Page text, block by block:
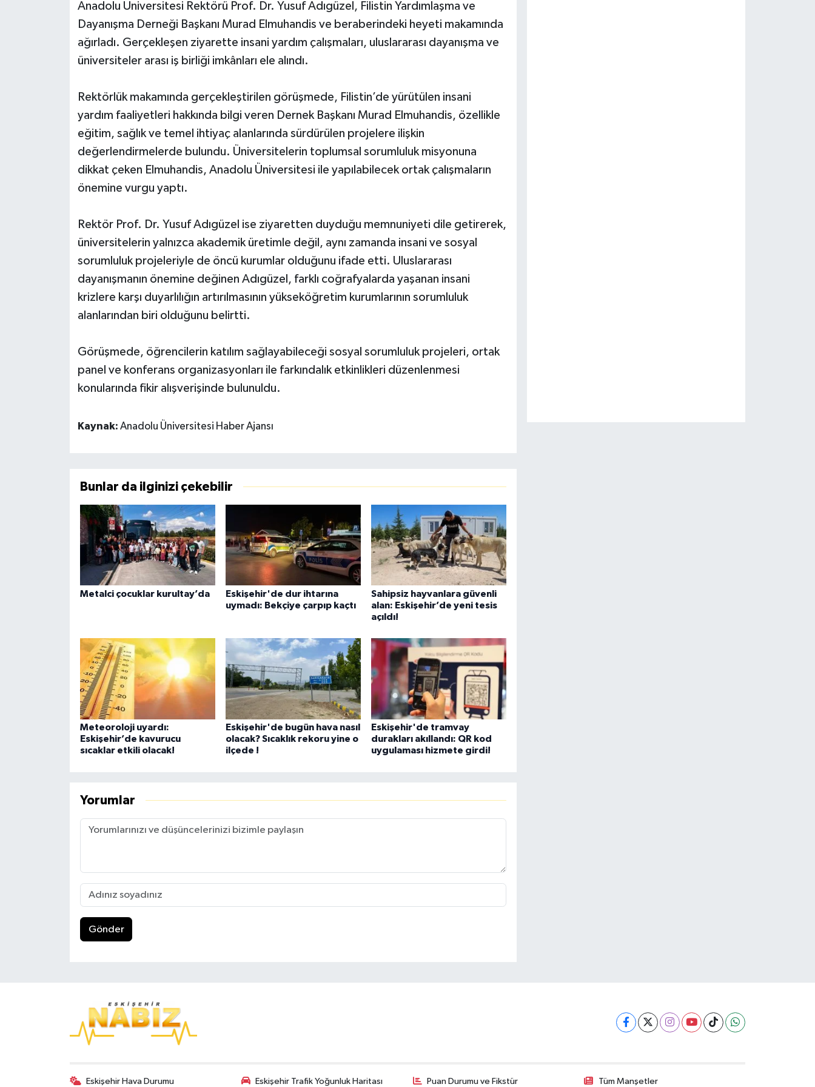
Anadolu Üniversitesi Rektörü Prof. Dr. Yusuf Adıgüzel, Filistin Yardımlaşma ve
Dayanışma Derneği Başkanı Murad Elmuhandis ve beraberindeki heyeti makamında
ağırladı. Gerçekleşen ziyarette insani yardım çalışmaları, uluslararası dayanışma ve
üniversiteler arası iş birliği imkânları ele alındı.
Rektörlük makamında gerçekleştirilen görüşmede, Filistin’de yürütülen insani
yardım faaliyetleri hakkında bilgi veren Dernek Başkanı Murad Elmuhandis, özellikle
eğitim, sağlık ve temel ihtiyaç alanlarında sürdürülen projelere ilişkin
değerlendirmelerde bulundu. Üniversitelerin toplumsal sorumluluk misyonuna
dikkat çeken Elmuhandis, Anadolu Üniversitesi ile yapılabilecek ortak çalışmaların
önemine vurgu yaptı.
Rektör Prof. Dr. Yusuf Adıgüzel ise ziyaretten duyduğu memnuniyeti dile getirerek,
üniversitelerin yalnızca akademik üretimle değil, aynı zamanda insani ve sosyal
sorumluluk projeleriyle de öncü kurumlar olduğunu ifade etti. Uluslararası
dayanışmanın önemine değinen Adıgüzel, farklı coğrafyalarda yaşanan insani
krizlere karşı duyarlılığın artırılmasının yükseköğretim kurumlarının sorumluluk
alanlarından biri olduğunu belirtti.
Görüşmede, öğrencilerin katılım sağlayabileceği sosyal sorumluluk projeleri, ortak
panel ve konferans organizasyonları ile farkındalık etkinlikleri düzenlenmesi
konularında fikir alışverişinde bulunuldu.
Kaynak: Anadolu Üniversitesi Haber Ajansı
Bunlar da ilginizi çekebilir
Metalci çocuklar kurultay’da
Eskişehir'de dur ihtarına
uymadı: Bekçiye çarpıp kaçtı
Sahipsiz hayvanlara güvenli
alan: Eskişehir’de yeni tesis
açıldı!
Meteoroloji uyardı:
Eskişehir’de kavurucu
sıcaklar etkili olacak!
Eskişehir'de bugün hava nasıl
olacak? Sıcaklık rekoru yine o
ilçede !
Eskişehir'de tramvay
durakları akıllandı: QR kod
uygulaması hizmete girdi!
Yorumlar
Gönder
Eskişehir Hava Durumu Eskişehir Trafik Yoğunluk Haritası Puan Durumu ve Fikstür Tüm Manşetler